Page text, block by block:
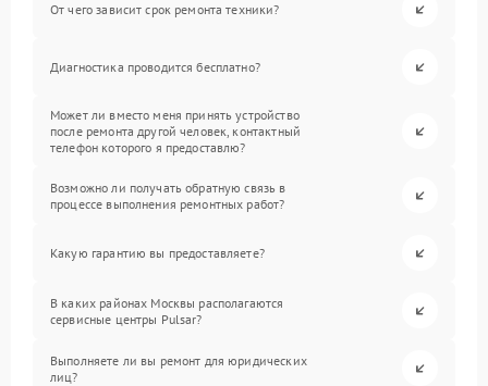
От чего зависит срок ремонта техники?
Диагностика проводится бесплатно?
Может ли вместо меня принять устройство
после ремонта другой человек, контактный
телефон которого я предоставлю?
Возможно ли получать обратную связь в
процессе выполнения ремонтных работ?
Какую гарантию вы предоставляете?
В каких районах Москвы располагаются
сервисные центры Pulsar?
Выполняете ли вы ремонт для юридических
лиц?